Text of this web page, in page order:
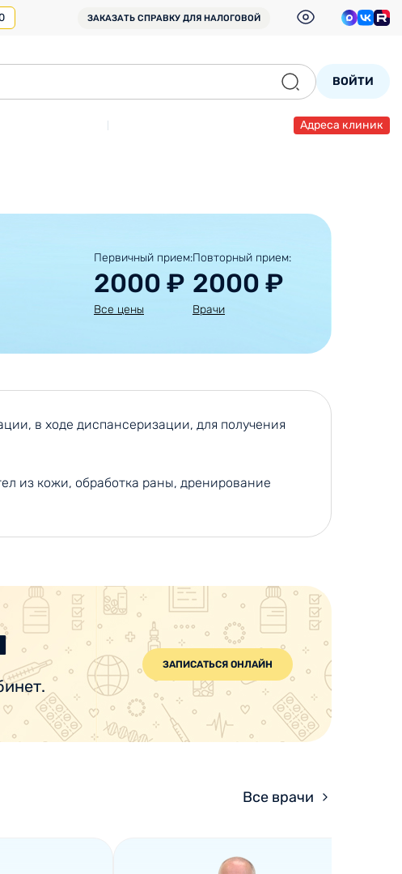
ЗАКАЗАТЬ СПРАВКУ ДЛЯ НАЛОГОВОЙ
ВОЙТИ
Адреса клиник
Первичный прием:
2000 ₽
Все цены
Повторный прием:
2000 ₽
Врачи
в ходе диспансеризации, для получения
из кожи, обработка раны, дренирование
ЗАПИСАТЬСЯ ОНЛАЙН
Все врачи